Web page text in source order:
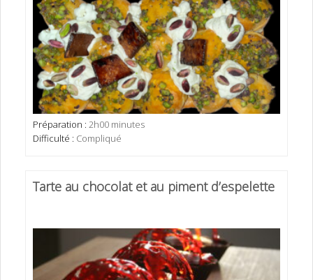
Préparation : 2h00 minutes
Difficulté : Compliqué
Tarte au chocolat et au piment d’espelette